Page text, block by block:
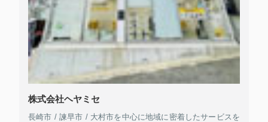
株式会社ヘヤミセ
長崎市 / 諫早市 / 大村市を中心に地域に密着したサービスを